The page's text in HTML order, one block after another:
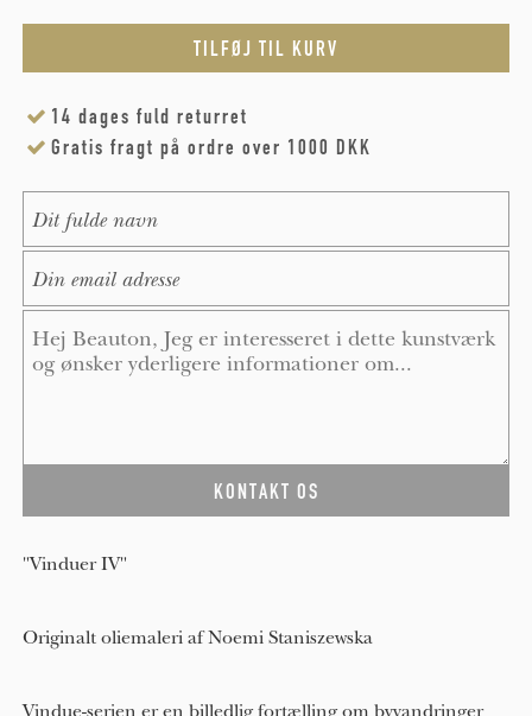
14 dages fuld returret
Gratis fragt på ordre over 1000 DKK
"Vinduer IV"
Originalt oliemaleri af Noemi Staniszewska
Vindue-serien er en billedlig fortælling om byvandringer